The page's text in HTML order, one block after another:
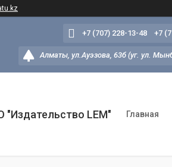
Алматы, ул.Ауэзова, 63б (уг. ул.
+7 (707) 228-13-48 +7
"Издательство LEM" Главная